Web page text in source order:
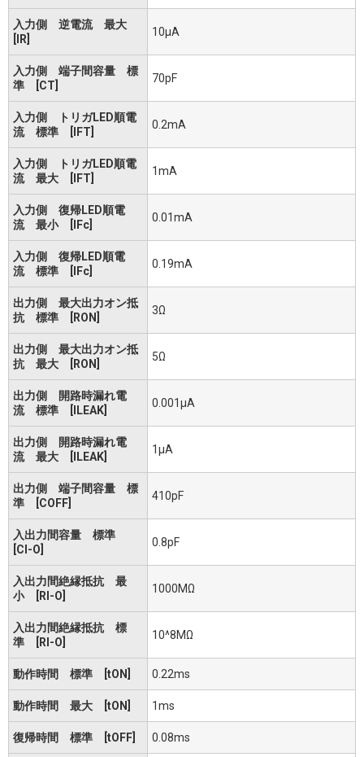
入力側 逆電流 最大
[IR]
10μA
入力側 端子間容量 標
準 [CT]
70pF
入力側 トリガLED順電
流 標準 [IFT]
0.2mA
入力側 トリガLED順電
流 最大 [IFT]
1mA
入力側 復帰LED順電
流 最小 [IFc]
0.01mA
入力側 復帰LED順電
流 標準 [IFc]
0.19mA
出力側 最大出力オン抵
抗 標準 [RON]
3Ω
出力側 最大出力オン抵
抗 最大 [RON]
5Ω
出力側 開路時漏れ電
流 標準 [ILEAK]
0.001μA
出力側 開路時漏れ電
流 最大 [ILEAK]
1μA
出力側 端子間容量 標
準 [COFF]
410pF
入出力間容量 標準
[CI-O]
0.8pF
入出力間絶縁抵抗 最
小 [RI-O]
1000MΩ
入出力間絶縁抵抗 標
準 [RI-O]
10^8MΩ
動作時間 標準 [tON] 0.22ms
動作時間 最大 [tON] 1ms
復帰時間 標準 [tOFF] 0.08ms